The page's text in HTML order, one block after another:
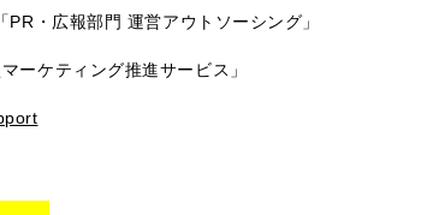
・広報部門 運営アウトソーシング」
ーケティング推進サービス」